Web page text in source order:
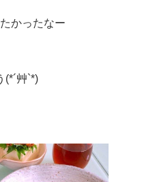
かったなー
(*´艸`*)